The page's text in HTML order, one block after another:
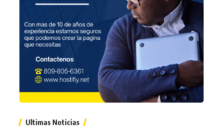
Ultimas Noticias